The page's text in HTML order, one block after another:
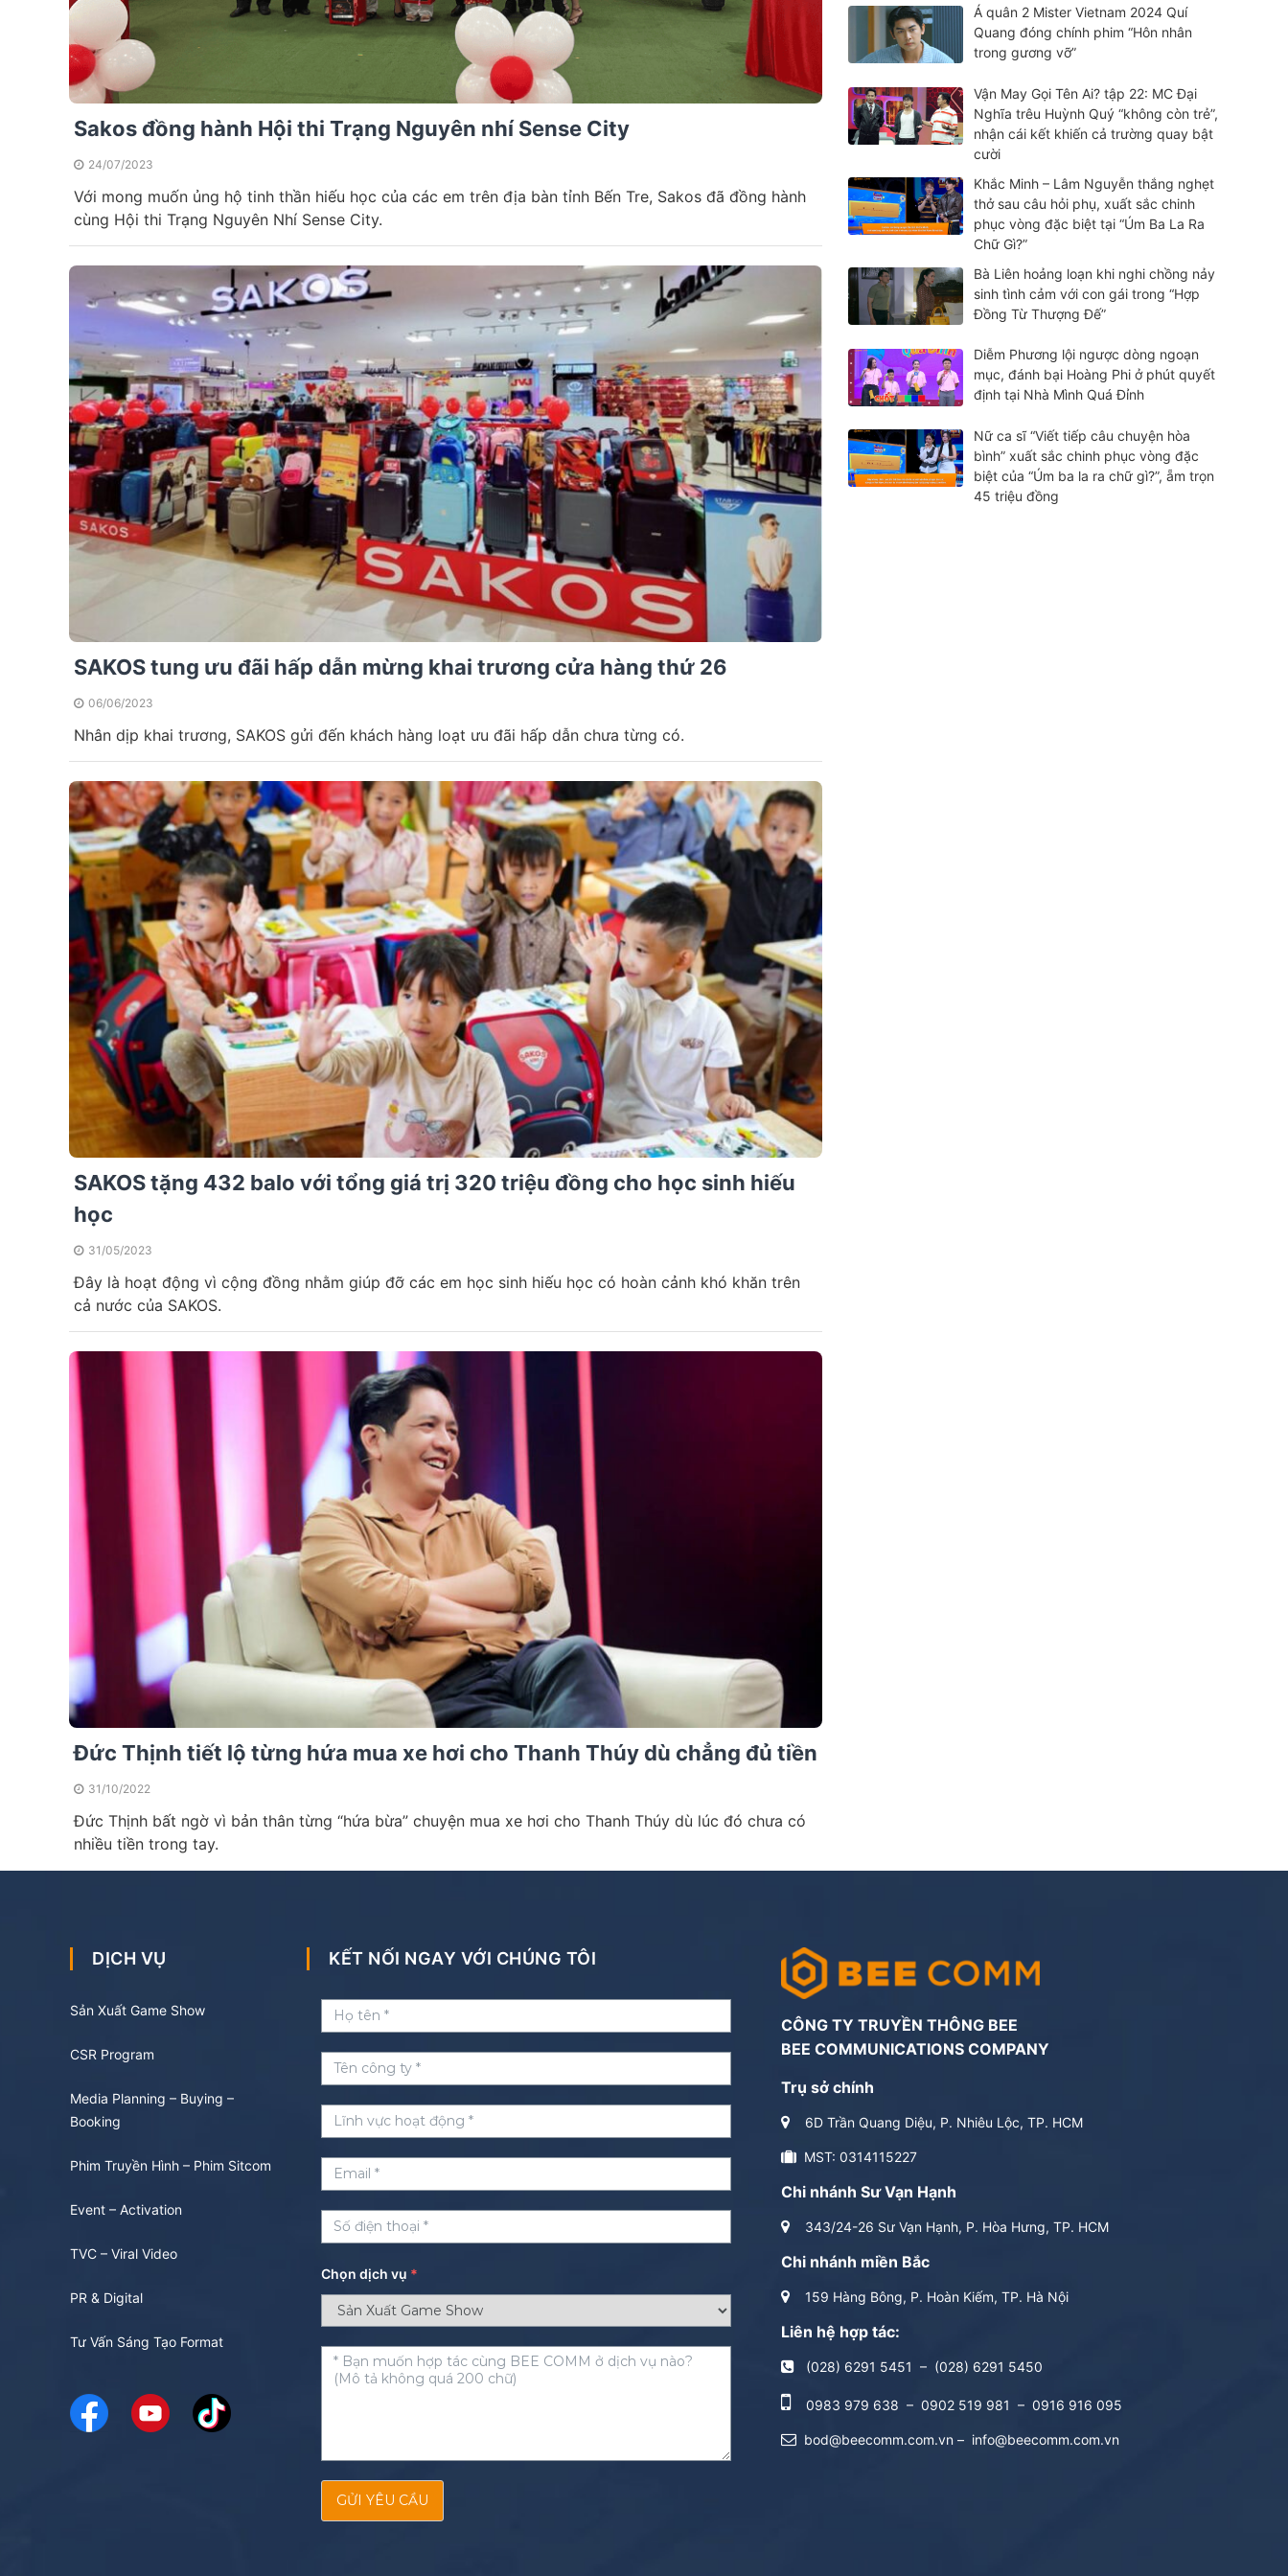
Sakos đồng hành Hội thi Trạng Nguyên nhí Sense City
24/07/2023
Với mong muốn ủng hộ tinh thần hiếu học của các em trên địa bàn tỉnh Bến Tre, Sakos đã đồng hành
cùng Hội thi Trạng Nguyên Nhí Sense City.
SAKOS tung ưu đãi hấp dẫn mừng khai trương cửa hàng thứ 26
06/06/2023
Nhân dịp khai trương, SAKOS gửi đến khách hàng loạt ưu đãi hấp dẫn chưa từng có.
SAKOS tặng 432 balo với tổng giá trị 320 triệu đồng cho học sinh hiếu
học
31/05/2023
Đây là hoạt động vì cộng đồng nhằm giúp đỡ các em học sinh hiếu học có hoàn cảnh khó khăn trên
cả nước của SAKOS.
Đức Thịnh tiết lộ từng hứa mua xe hơi cho Thanh Thúy dù chẳng đủ tiền
31/10/2022
Đức Thịnh bất ngờ vì bản thân từng “hứa bừa” chuyện mua xe hơi cho Thanh Thúy dù lúc đó chưa có
nhiều tiền trong tay.
Á quân 2 Mister Vietnam 2024 Quí
Quang đóng chính phim “Hôn nhân
trong gương vỡ”
Vận May Gọi Tên Ai? tập 22: MC Đại
Nghĩa trêu Huỳnh Quý “không còn trẻ”,
nhận cái kết khiến cả trường quay bật
cười
Khắc Minh – Lâm Nguyễn thắng nghẹt
thở sau câu hỏi phụ, xuất sắc chinh
phục vòng đặc biệt tại “Úm Ba La Ra
Chữ Gì?”
Bà Liên hoảng loạn khi nghi chồng nảy
sinh tình cảm với con gái trong “Hợp
Đồng Từ Thượng Đế”
Diễm Phương lội ngược dòng ngoạn
mục, đánh bại Hoàng Phi ở phút quyết
định tại Nhà Mình Quá Đỉnh
Nữ ca sĩ “Viết tiếp câu chuyện hòa
bình” xuất sắc chinh phục vòng đặc
biệt của “Úm ba la ra chữ gì?”, ẵm trọn
45 triệu đồng
DỊCH VỤ
Sản Xuất Game Show
CSR Program
Media Planning – Buying –
Booking
Phim Truyền Hình – Phim Sitcom
Event – Activation
TVC – Viral Video
PR & Digital
Tư Vấn Sáng Tạo Format
KẾT NỐI NGAY VỚI CHÚNG TÔI
Chọn dịch vụ *
GỬI YÊU CẦU
CÔNG TY TRUYỀN THÔNG BEE
BEE COMMUNICATIONS COMPANY
Trụ sở chính
6D Trần Quang Diệu, P. Nhiêu Lộc, TP. HCM
MST: 0314115227
Chi nhánh Sư Vạn Hạnh
343/24-26 Sư Vạn Hạnh, P. Hòa Hưng, TP. HCM
Chi nhánh miền Bắc
159 Hàng Bông, P. Hoàn Kiếm, TP. Hà Nội
Liên hệ hợp tác:
(028) 6291 5451 – (028) 6291 5450
0983 979 638 – 0902 519 981 – 0916 916 095
bod@beecomm.com.vn– info@beecomm.com.vn